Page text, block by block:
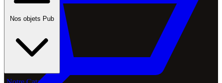
Nos objets Pub